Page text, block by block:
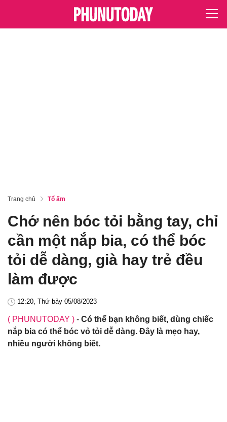
Trang chủ Tổ ấm
Chớ nên bóc tỏi bằng tay, chỉ
cần một nắp bia, có thể bóc
tỏi dễ dàng, già hay trẻ đều
làm được
12:20, Thứ bảy 05/08/2023
( PHUNUTODAY ) - Có thể bạn không biết, dùng chiếc
nắp bia có thể bóc vỏ tỏi dễ dàng. Đây là mẹo hay,
nhiều người không biết.